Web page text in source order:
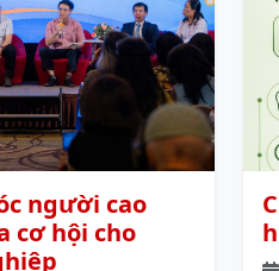
người cao
cơ hội cho